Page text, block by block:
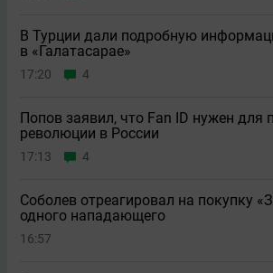
В Турции дали подробную
в «Галатасарае»
17:20 4
Попов заявил, что Fan ID нужен для
революции в России
17:13 4
Соболев отреагировал на покупку
одного нападающего
16:57